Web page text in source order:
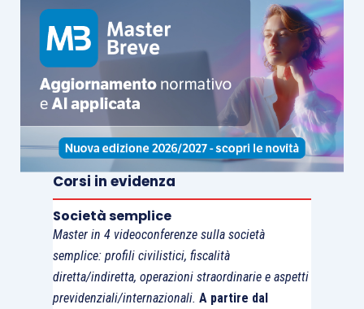
anche i rallentamenti legati alla pandemia
Covid, derivanti da sospensioni imposte dai
diversi provvedimenti che si tanno susseguendo
nel corso del 2020, oppure semplicemente legati
alledifficoltà di approvvigionamentodei
materiali o dacontagi tra il personale
dipendente.
Questo tema è di strettissima attualità, in quanto,
in talune situazioni, il problema si potrebbe
essere posto in sede di approvazione dello
scorso bilancio 2019, ma, sicuramente, si
riproporrà in maniera ancora più significativa in
Corsi in evidenza
Società semplice
Master in 4 videoconferenze sulla società
semplice: profili civilistici, fiscalità
diretta/indiretta, operazioni straordinarie e aspetti
previdenziali/internazionali. A partire dal